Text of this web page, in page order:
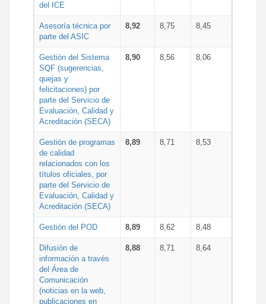
del ICE
Asesoría técnica por
parte del ASIC
8,92 8,75 8,45
Gestión del Sistema
SQF (sugerencias,
quejas y
felicitaciones) por
parte del Servicio de
Evaluación, Calidad y
Acreditación (SECA)
8,90 8,56 8,06
Gestión de programas
de calidad
relacionados con los
títulos oficiales, por
parte del Servicio de
Evaluación, Calidad y
Acreditación (SECA)
8,89 8,71 8,53
Gestión del POD 8,89 8,62 8,48
Difusión de
información a través
del Área de
Comunicación
(noticias en la web,
publicaciones en
8,88 8,71 8,64